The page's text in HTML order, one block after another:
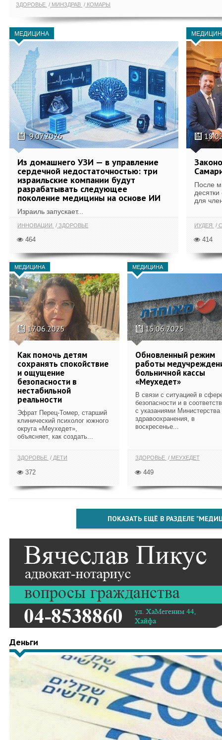
ЗДОРОВЬЕ МИНЗДРАВ КОМАРЫ
МЕДИЦИНА
9.07.2026
Из домашнего УЗИ — в управление
сердечной недостаточностью: три
израильские компании будут
разрабатывать следующее
поколение медицины на основе ИИ
Израиль запускает...
ИННОВАЦИИ ЗДОРОВЬЕ
464
После
для
ИУДЕЯ
414
МЕДИЦИНА
17.06.2025
Как помочь детям
сохранять спокойствие
и ощущение
безопасности в
нестабильной
реальности
Эфрат Перец-Томер, старший
клинический психолог южного
округа «Меухедет»,
объясняет, как создать...
ЗДОРОВЬЕ ДЕТИ
372
МЕДИЦИНА
15.06.2025
Обновленный режим
работы
больничной кассы
«Меухедет»
В связи с ситуацией в
безопасности и в
с указаниями Министерства
здравоохранения, в
воскресенье...
ЗДОРОВЬЕ МЕУХЕДЕТ
449
ПОКАЗАТЬ ЕЩЁ В РАЗДЕЛЕ
Деньги